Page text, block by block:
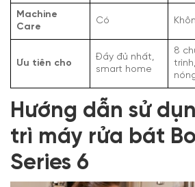
Machine
Care
Có
Ưu tiên cho
Đầy đủ nhất,
smart home
8
Hướng dẫn sử
trì máy rửa bát
Series 6